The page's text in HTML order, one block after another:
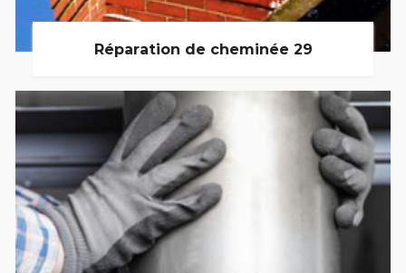
Réparation de cheminée 29